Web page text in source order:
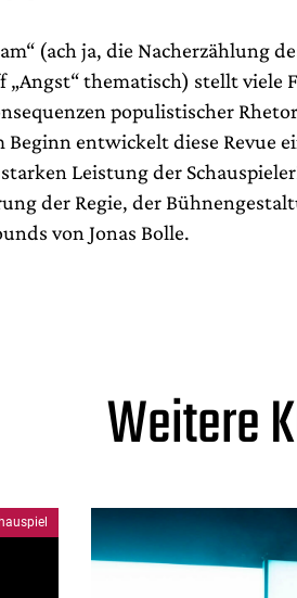
(ach ja, die Nacherzählung
„Angst“ thematisch) stellt
populistischer
Beginn entwickelt diese Revue
Leistung der
der Regie, der
von Jonas Bolle.
Weitere